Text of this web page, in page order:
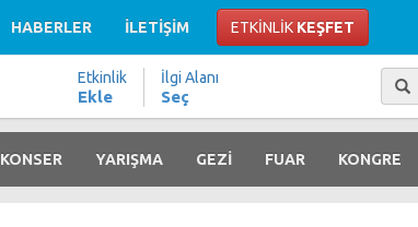
HABERLER İLETİŞİM ETKİNLİK KEŞFET
Etkinlik
Ekle
İlgi Alanı
Seç
KONSER YARIŞMA GEZİ FUAR KONGRE